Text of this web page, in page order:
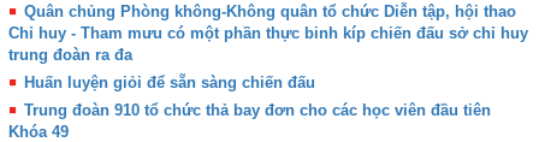
Quân chủng Phòng không-Không quân tổ chức Diễn tập, hội thao
Chỉ huy - Tham mưu có một phần thực binh kíp chiến đấu sở chỉ huy
trung đoàn ra đa
Huấn luyện giỏi để sẵn sàng chiến đấu
Trung đoàn 910 tổ chức thả bay đơn cho các học viên đầu tiên
Khóa 49